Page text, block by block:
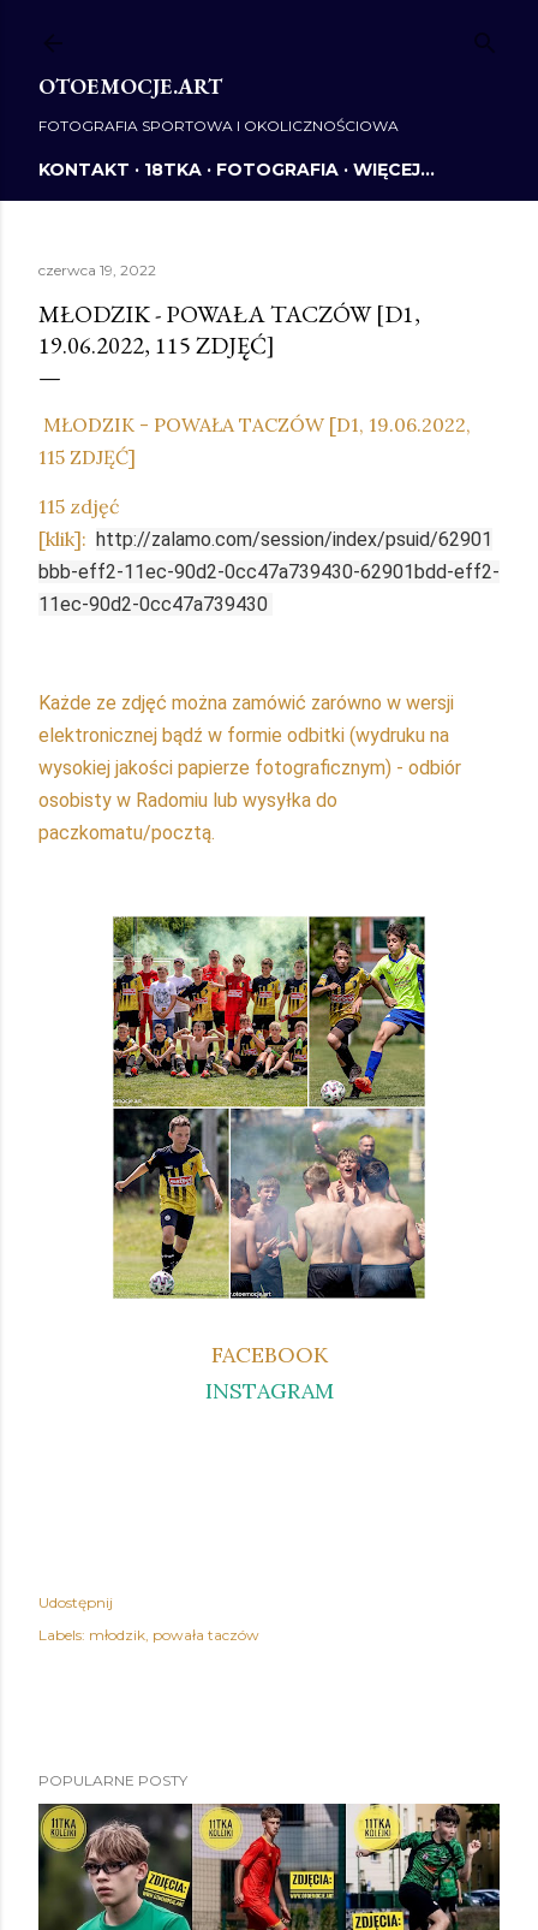
OTOEMOCJE.ART
FOTOGRAFIA SPORTOWA I OKOLICZNOŚCIOWA
KONTAKT 18TKA FOTOGRAFIA WIĘCEJ…
czerwca 19, 2022
MŁODZIK - POWAŁA TACZÓW [D1,
19.06.2022, 115 ZDJĘĆ]
MŁODZIK - POWAŁA TACZÓW [D1, 19.06.2022,
115 ZDJĘĆ]
115 zdjęć
[klik]: http://zalamo.com/session/index/psuid/62901
bbb-eff2-11ec-90d2-0cc47a739430-62901bdd-eff2-
11ec-90d2-0cc47a739430
Każde ze zdjęć można zamówić zarówno w wersji
elektronicznej bądź w formie odbitki (wydruku na
wysokiej jakości papierze fotograficznym) - odbiór
osobisty w Radomiu lub wysyłka do
paczkomatu/pocztą.
FACEBOOK
INSTAGRAM
Udostępnij
Labels: młodzik powała taczów
POPULARNE POSTY